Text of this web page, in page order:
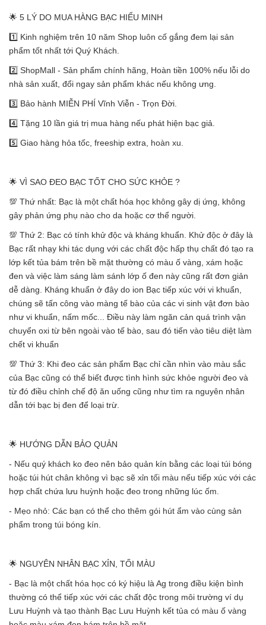
🌟 5 LÝ DO MUA HÀNG BẠC HIỂU MINH
1️⃣ Kinh nghiệm trên 10 năm Shop luôn cố gắng đem lại sản
phẩm tốt nhất tới Quý Khách.
2️⃣ ShopMall - Sản phẩm chính hãng, Hoàn tiền 100% nếu lỗi do
nhà sản xuất, đổi ngay sản phẩm khác nếu không ưng.
3️⃣ Bảo hành MIỄN PHÍ Vĩnh Viễn - Trọn Đời.
4️⃣ Tặng 10 lần giá trị mua hàng nếu phát hiện bạc giả.
5️⃣ Giao hàng hỏa tốc, freeship extra, hoàn xu.
🌟 VÌ SAO ĐEO BẠC TỐT CHO SỨC KHỎE ?
💯 Thứ nhất: Bạc là một chất hóa học không gây dị ứng, không
gây phản ứng phụ nào cho da hoặc cơ thể người.
💯 Thứ 2: Bạc có tính khử độc và kháng khuẩn. Khử độc ở đây là
Bạc rất nhạy khi tác dụng với các chất độc hấp thụ chất đó tạo ra
lớp kết tủa bám trên bề mặt thường có màu ố vàng, xám hoặc
đen và việc làm sáng làm sánh lớp ố đen này cũng rất đơn giản
dễ dàng. Kháng khuẩn ở đây do ion Bạc tiếp xúc với vi khuẩn,
chúng sẽ tấn công vào màng tế bào của các vi sinh vật đơn bào
như vi khuẩn, nấm mốc... Điều này làm ngăn cản quá trình vận
chuyển oxi từ bên ngoài vào tế bào, sau đó tiến vào tiêu diệt làm
chết vi khuẩn
💯 Thứ 3: Khi đeo các sản phẩm Bạc chỉ cần nhìn vào màu sắc
của Bạc cũng có thể biết được tình hình sức khỏe người đeo và
từ đó điều chỉnh chế độ ăn uống cũng như tìm ra nguyên nhân
dẫn tới bạc bị đen để loại trừ.
🌟 HƯỚNG DẪN BẢO QUẢN
- Nếu quý khách ko đeo nên bảo quản kín bằng các loại túi bóng
hoặc túi hút chân không vì bạc sẽ xỉn tối màu nếu tiếp xúc với các
hợp chất chứa lưu huỳnh hoặc đeo trong những lúc ốm.
- Mẹo nhỏ: Các bạn có thể cho thêm gói hút ẩm vào cùng sản
phẩm trong túi bóng kín.
🌟 NGUYÊN NHÂN BẠC XỈN, TỐI MÀU
- Bạc là một chất hóa học có ký hiệu là Ag trong điều kiện bình
thường có thể tiếp xúc với các chất độc trong môi trường ví dụ
Lưu Huỳnh và tạo thành Bạc Lưu Huỳnh kết tủa có màu ố vàng